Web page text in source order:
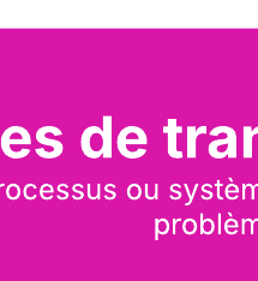
peut vous aider à identifier les
et à vous assurer que vous
appréhender le défi à relever.